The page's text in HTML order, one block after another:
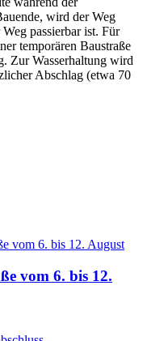
wird der Weg
passierbar ist. Für
temporären Baustraße
Zur Wasserhaltung wird
Abschlag (etwa 70
vom 6. bis 12.